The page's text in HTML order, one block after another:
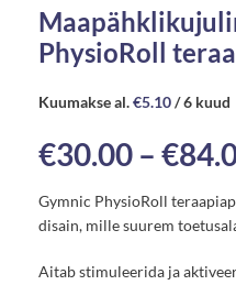
PhysioRoll
Kuumakse al.€5.10/ 6 kuud
€30.00 – €
Gymnic PhysioRoll
disain, mille suurem
Aitab stimuleerida ja